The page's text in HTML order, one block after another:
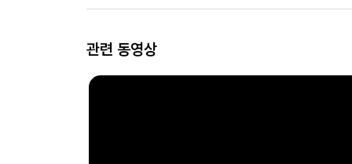
관련 동영상